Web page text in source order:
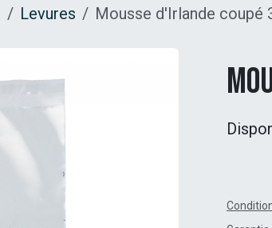
Levures Mousse d'Irlande coupé